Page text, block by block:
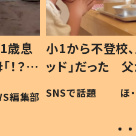
歳息
？」
編集部
小1から不登校
ッド」だった
作り続ける理
#令和の子
SNSで話題 ほ